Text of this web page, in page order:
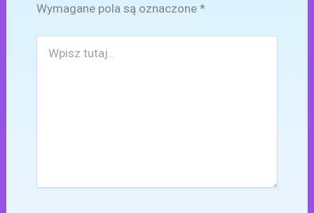
Wymagane pola są oznaczone *
tutaj..